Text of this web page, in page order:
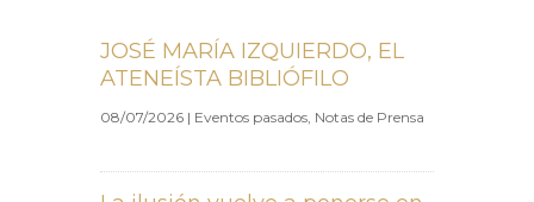
JOSÉ MARÍA IZQUIERDO, EL
ATENEÍSTA BIBLIÓFILO
08/07/2026 | Eventos pasados, Notas de Prensa